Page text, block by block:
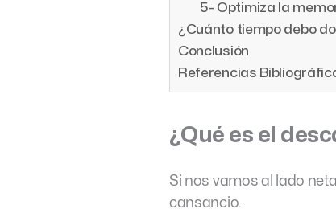
5- Optimiza la
¿Cuánto tiempo debo
Conclusión
Referencias
¿Qué es el
Si nos vamos al lado
cansancio.